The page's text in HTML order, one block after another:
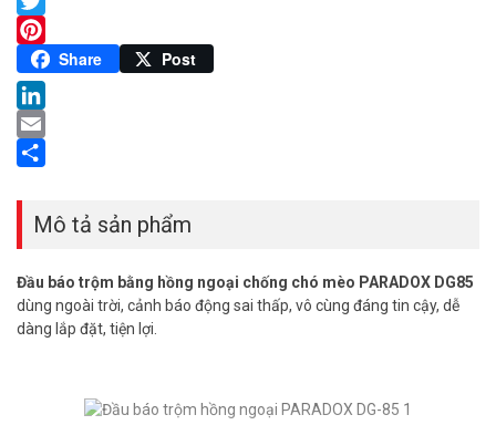
Twitter
Pinterest
Share Post
LinkedIn
Email
Mô tả sản phẩm
Đầu báo trộm bằng hồng ngoại chống chó mèo PARADOX DG85
dùng ngoài trời, cảnh báo động sai thấp, vô cùng đáng tin cậy, dễ
dàng lắp đặt, tiện lợi.